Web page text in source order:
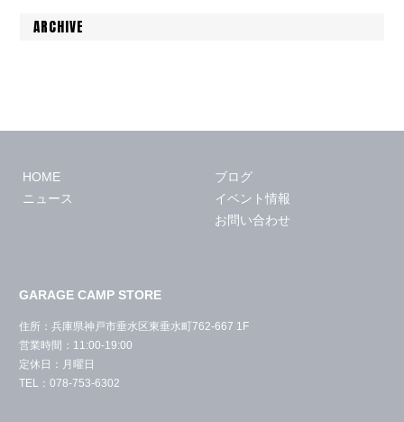
ARCHIVE
HOME
ニュース
ブログ
イベント情報
お問い合わせ
GARAGE CAMP STORE
住所：兵庫県神戸市垂水区東垂水町762-667 1F
営業時間：11:00-19:00
定休日：月曜日
TEL：078-753-6302